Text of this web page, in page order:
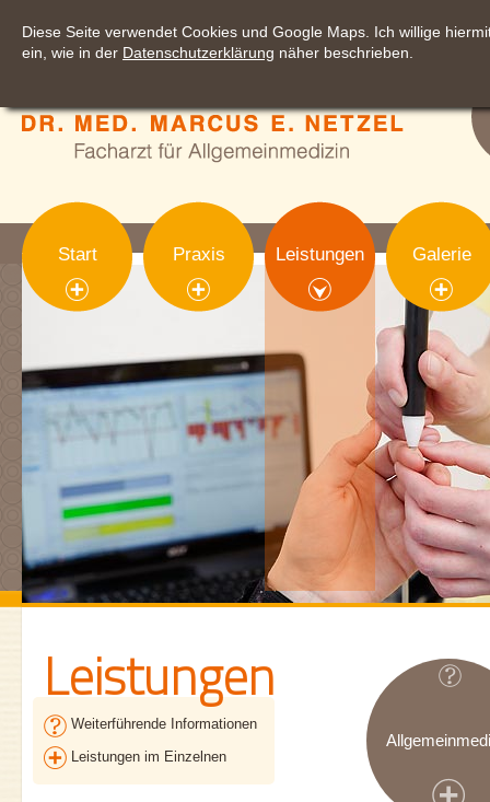
Diese Seite verwendet Cookies und Google Maps. Ich willige
ein, wie in der Datenschutzerklärung näher beschrieben.
Start Praxis Leistungen Galerie
sections['visual']): ?>
Leistungen
Weiterführende Informationen
Leistungen im Einzelnen